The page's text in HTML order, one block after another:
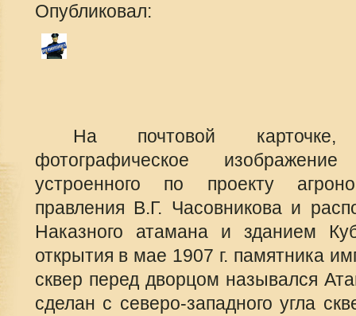
Опубликовал:
На почтовой карточке,
фотографическое
устроенного по проекту
правления В.Г. Часовникова и
Наказного атамана и зданием
открытия в мае 1907 г. памятника
сквер перед дворцом назывался
сделан с северо-западного угла